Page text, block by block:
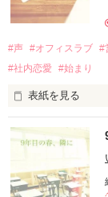
でも——その日の
#声 #オフィスラブ #
#社内恋愛
#始まり
表紙を見る
「休みの日、な
ただの業務連絡
そう聞かれた瞬